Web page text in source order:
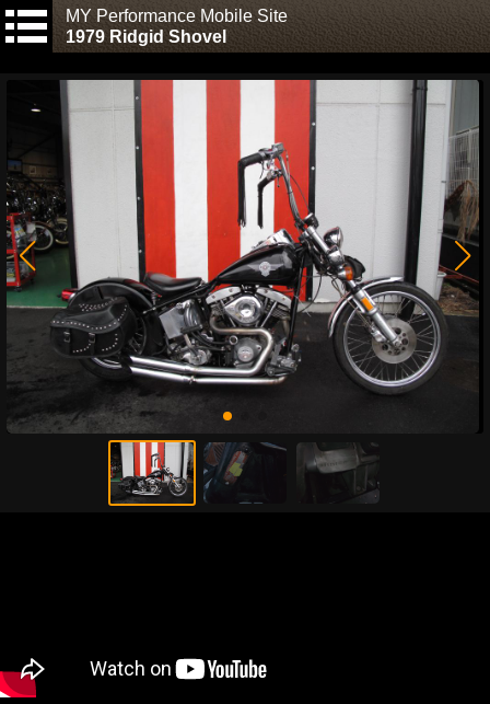
MY Performance Mobile Site
1979 Ridgid Shovel